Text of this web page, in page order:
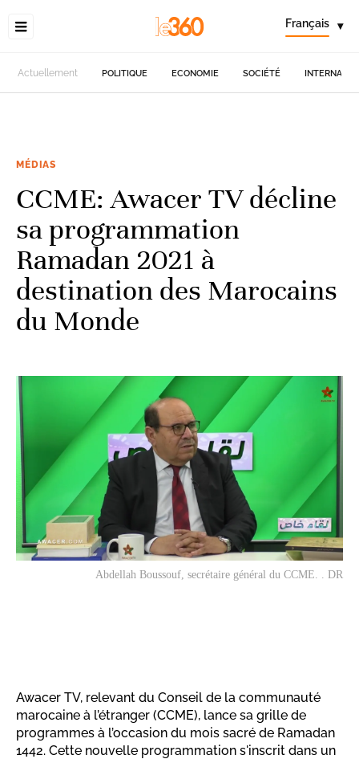
Français ▾
Actuellement POLITIQUE ECONOMIE SOCIÉTÉ
MÉDIAS
CCME: Awacer TV décline
sa programmation
Ramadan 2021 à
destination des Marocains
du Monde
Abdellah Boussouf, secrétaire général du CCME. . DR
Awacer TV, relevant du Conseil de la communauté
marocaine à l’étranger (CCME), lance sa grille de
programmes à l’occasion du mois sacré de Ramadan
1442. Cette nouvelle programmation s'inscrit dans un